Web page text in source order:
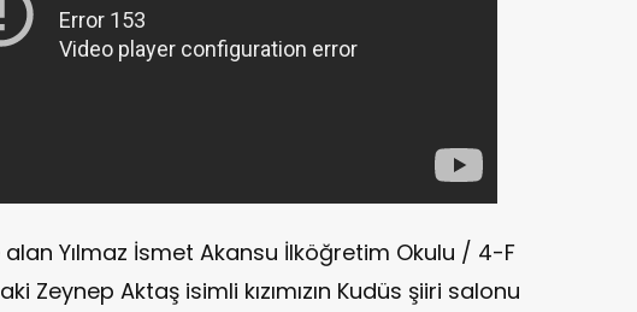
Yılmaz İsmet Akansu İlköğretim Okulu / 4-F
Zeynep Aktaş isimli kızımızın Kudüs şiiri salonu